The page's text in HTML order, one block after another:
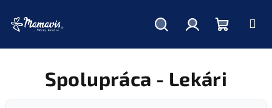
košík
Spolupráca - Lekári